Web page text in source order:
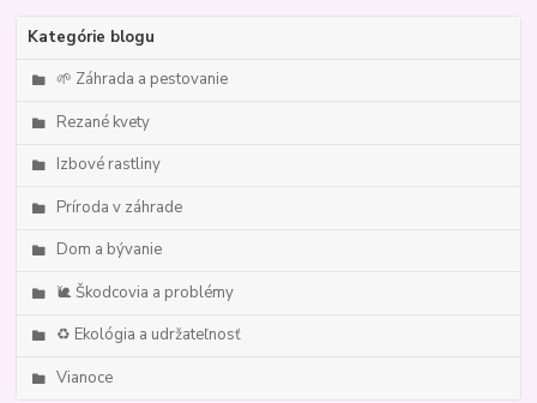
Kategórie blogu
🌱 Záhrada a pestovanie
Rezané kvety
Izbové rastliny
Príroda v záhrade
Dom a bývanie
🐌 Škodcovia a problémy
♻️ Ekológia a udržateľnosť
Vianoce